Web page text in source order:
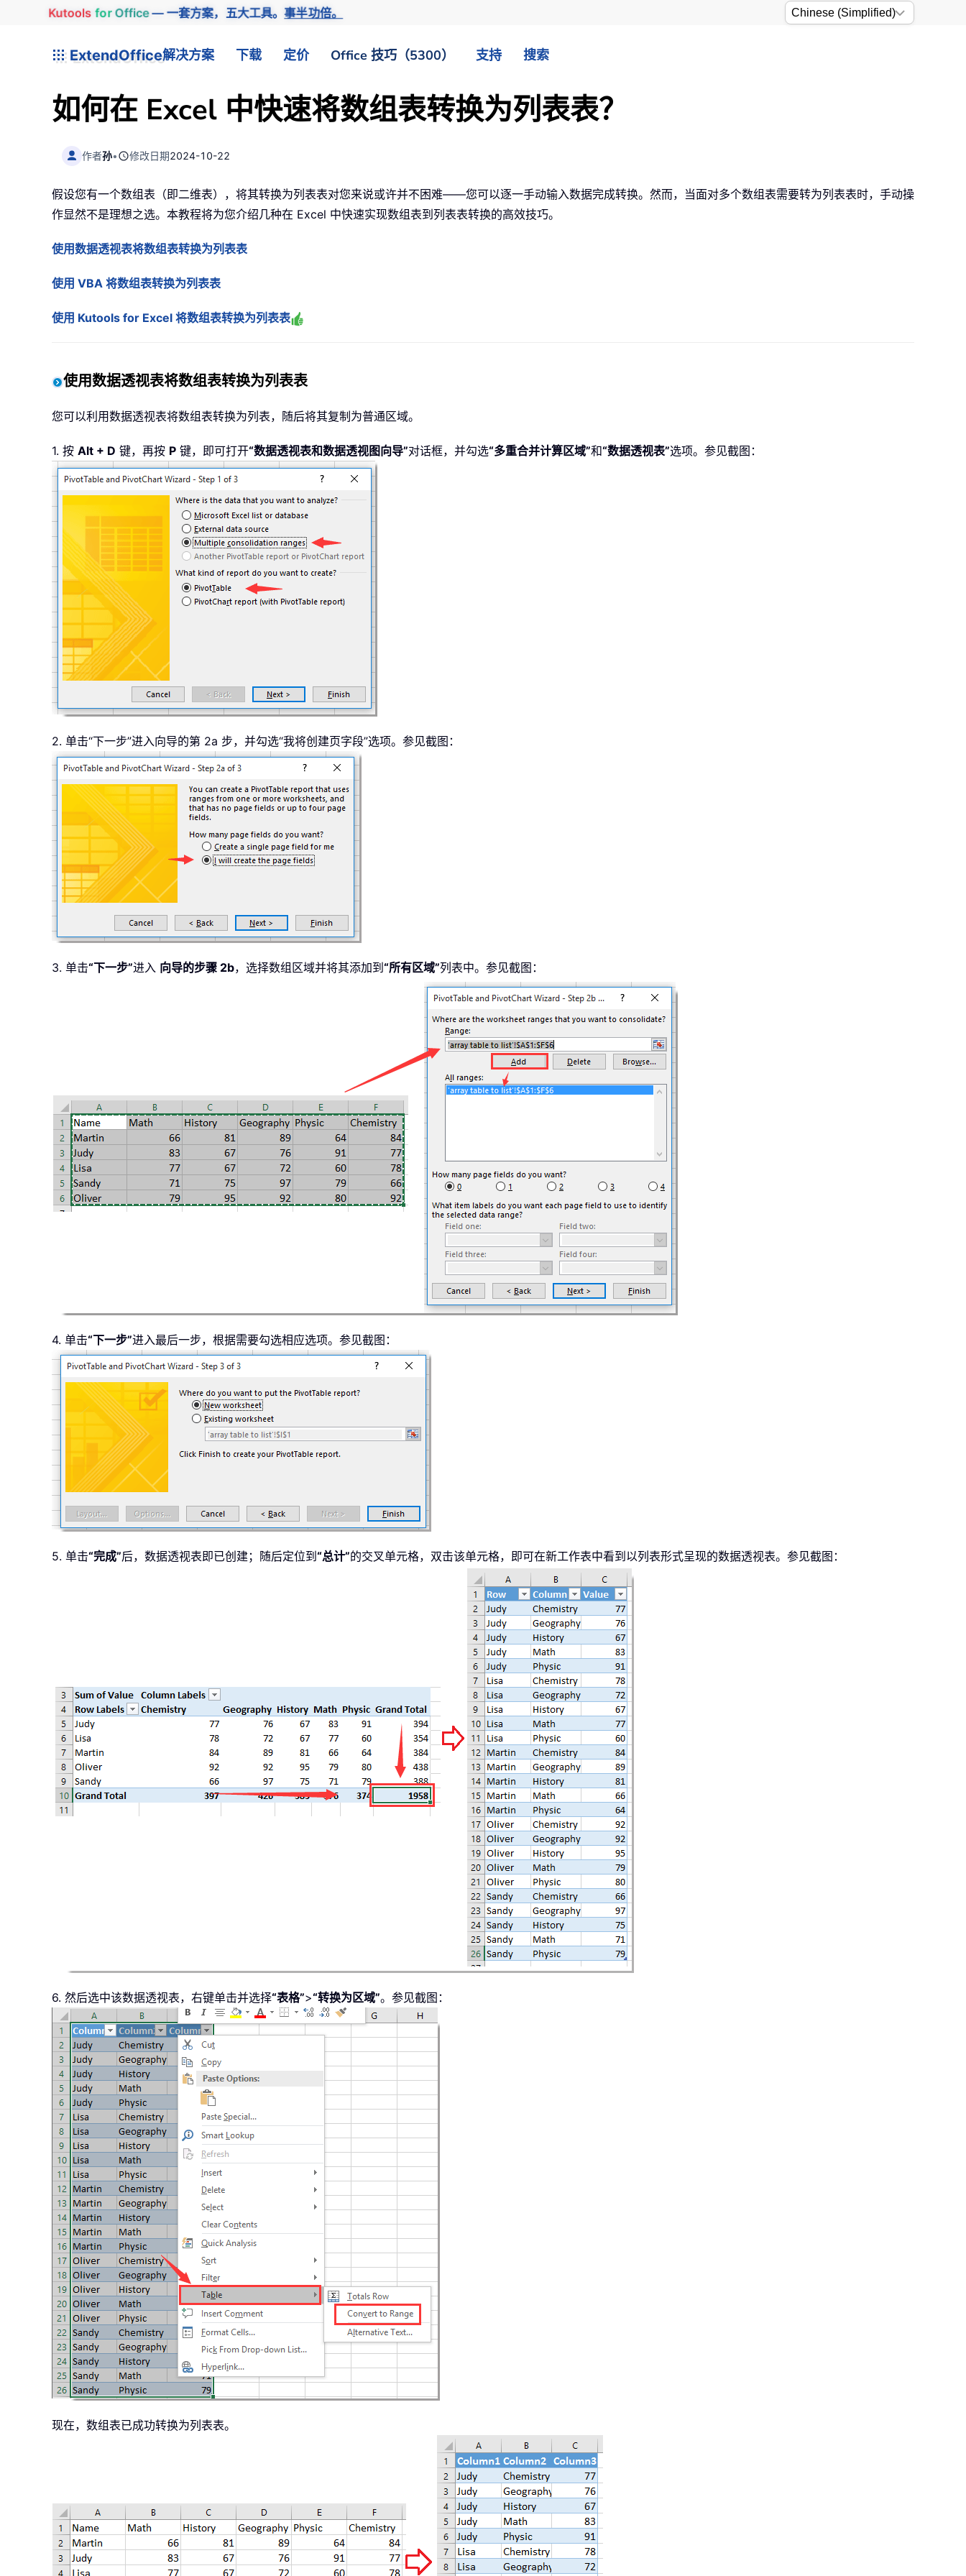
Kutools for Office— 一套方案，五大工具。事半功倍。
ExtendOffice解决方案 下载 定价 Office 技巧（5300） 支持 搜索
如何在 Excel 中快速将数组表转换为列表表？
作者孙• 修改日期2024-10-22
假设您有一个数组表（即二维表），将其转换为列表表对您来说或许并不困难——您可以逐一手动输入数据完成转换。然而，当面对多个数组表需要转为列表表时，手动操
作显然不是理想之选。本教程将为您介绍几种在 Excel 中快速实现数组表到列表表转换的高效技巧。
使用数据透视表将数组表转换为列表表
使用 VBA 将数组表转换为列表表
使用 Kutools for Excel 将数组表转换为列表表
使用数据透视表将数组表转换为列表表
您可以利用数据透视表将数组表转换为列表，随后将其复制为普通区域。
1. 按 Alt + D 键，再按 P 键，即可打开“数据透视表和数据透视图向导”对话框，并勾选“多重合并计算区域”和“数据透视表”选项。参见截图：
2. 单击“下一步”进入向导的第 2a 步，并勾选“我将创建页字段”选项。参见截图：
3. 单击“下一步”进入 向导的步骤 2b，选择数组区域并将其添加到 “所有区域”列表中。参见截图：
4. 单击“下一步”进入最后一步，根据需要勾选相应选项。参见截图：
5. 单击“完成”后，数据透视表即已创建；随后定位到 “总计”的交叉单元格，双击该单元格，即可在新工作表中看到以列表形式呈现的数据透视表。参见截图：
6. 然后选中该数据透视表，右键单击并选择“表格”>“转换为区域”。参见截图：
现在，数组表已成功转换为列表表。